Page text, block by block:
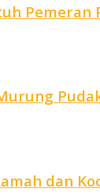
dan